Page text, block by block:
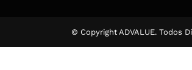
© Copyright ADVALUE. Todos